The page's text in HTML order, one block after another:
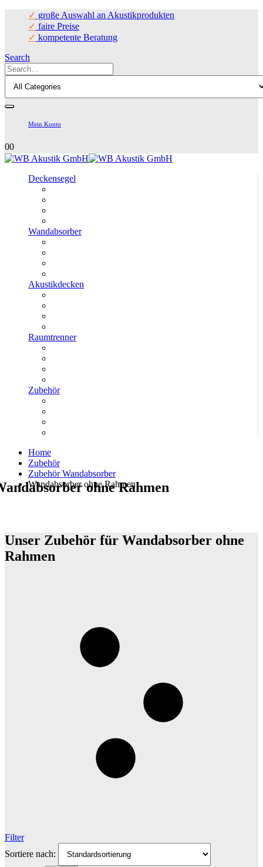
✓ große Auswahl an Akustikprodukten
✓ faire Preise
✓ kompetente Beratung
Search
Mein Konto
00
Deckensegel
Wandabsorber
Akustikdecken
Raumtrenner
Zubehör
Home
Zubehör
Zubehör Wandabsorber
Wandabsorber ohne Rahmen
ohne Rahmen
Unser Zubehör für Wandabsorber ohne
Rahmen
Filter
Sortiere nach: